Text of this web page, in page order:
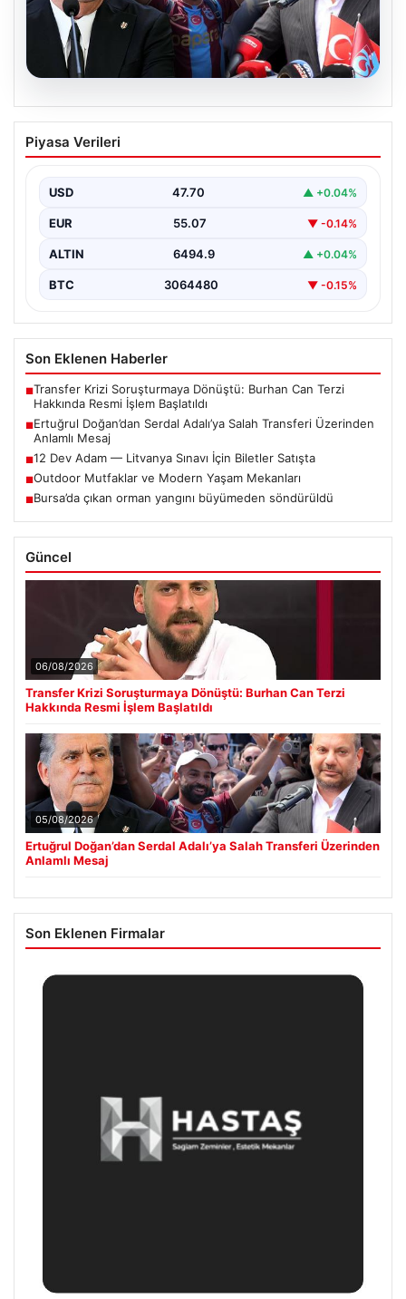
05.08.2026
Ertuğrul Doğan’dan Serdal Adalı’ya
Salah Transferi Üzerinden Anlamlı
Trabzonspor Kulübü Başkanı Ertuğrul Doğan, son
söylentileriyle ilgili…
Piyasa Verileri
USD 47.70 ▲ +0.04%
EUR 55.07 ▼ -0.14%
ALTIN 6494.9 ▲ +0.04%
BTC 3064480 ▼ -0.15%
Son Eklenen Haberler
■Transfer Krizi Soruşturmaya Dönüştü: Burhan Can Terzi
Hakkında Resmi İşlem Başlatıldı
■Ertuğrul Doğan’dan Serdal Adalı’ya Salah Transferi Üzerinden
Anlamlı Mesaj
■12 Dev Adam — Litvanya Sınavı İçin Biletler Satışta
■Outdoor Mutfaklar ve Modern Yaşam Mekanları
■Bursa’da çıkan orman yangını büyümeden söndürüldü
Güncel
06/08/2026
Transfer Krizi Soruşturmaya Dönüştü: Burhan Can Terzi
Hakkında Resmi İşlem Başlatıldı
05/08/2026
Ertuğrul Doğan’dan Serdal Adalı’ya Salah Transferi Üzerinden
Anlamlı Mesaj
Son Eklenen Firmalar